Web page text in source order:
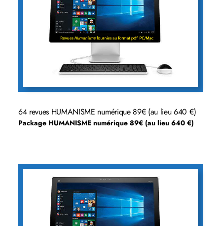
64 revues HUMANISME numérique 89€ (au lieu 640 €)
Package HUMANISME numérique 89€ (au lieu 640 €)